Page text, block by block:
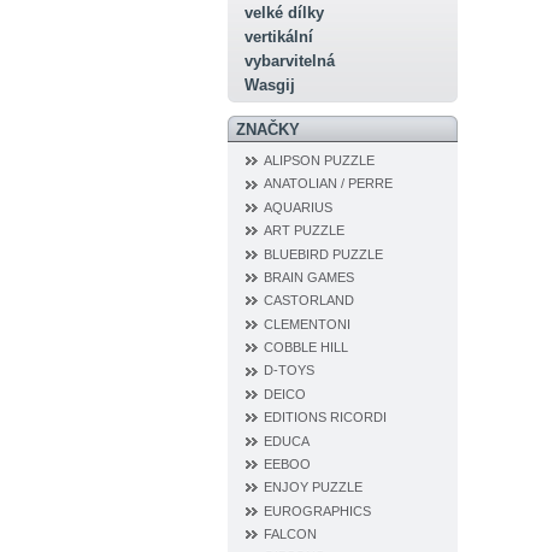
velké dílky
vertikální
vybarvitelná
Wasgij
ZNAČKY
ALIPSON PUZZLE
ANATOLIAN / PERRE
AQUARIUS
ART PUZZLE
BLUEBIRD PUZZLE
BRAIN GAMES
CASTORLAND
CLEMENTONI
COBBLE HILL
D‐TOYS
DEICO
EDITIONS RICORDI
EDUCA
EEBOO
ENJOY PUZZLE
EUROGRAPHICS
FALCON